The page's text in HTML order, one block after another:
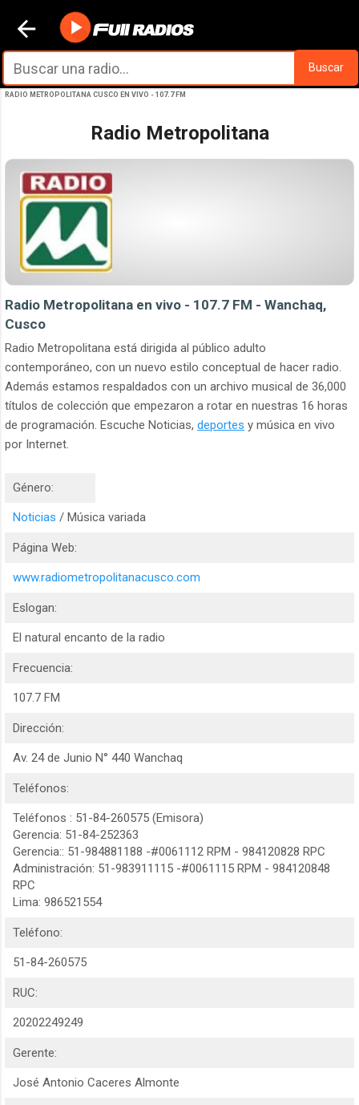
Ir al contenido principal
Buscar
RADIO METROPOLITANA CUSCO EN VIVO - 107.7 FM
Radio Metropolitana
Radio Metropolitana en vivo - 107.7 FM - Wanchaq,
Cusco
Radio Metropolitana está dirigida al público adulto
contemporáneo, con un nuevo estilo conceptual de hacer radio.
Además estamos respaldados con un archivo musical de 36,000
títulos de colección que empezaron a rotar en nuestras 16 horas
de programación. Escuche Noticias, deportes y música en vivo
por Internet.
Género:
Noticias / Música variada
Página Web:
www.radiometropolitanacusco.com
Eslogan:
El natural encanto de la radio
Frecuencia:
107.7 FM
Dirección:
Av. 24 de Junio N° 440 Wanchaq
Teléfonos:
Teléfonos : 51-84-260575 (Emisora)
Gerencia: 51-84-252363
Gerencia:: 51-984881188 -#0061112 RPM - 984120828 RPC
Administración: 51-983911115 -#0061115 RPM - 984120848
RPC
Lima: 986521554
Teléfono:
51-84-260575
RUC:
20202249249
Gerente:
José Antonio Caceres Almonte